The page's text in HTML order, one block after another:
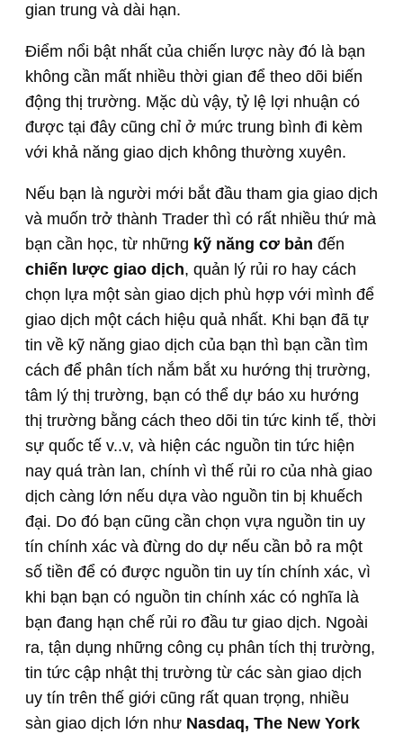
gian trung và dài hạn.
Điểm nổi bật nhất của chiến lược này đó là bạn
không cần mất nhiều thời gian để theo dõi biến
động thị trường. Mặc dù vậy, tỷ lệ lợi nhuận có
được tại đây cũng chỉ ở mức trung bình đi kèm
với khả năng giao dịch không thường xuyên.
Nếu bạn là người mới bắt đầu tham gia giao dịch
và muốn trở thành Trader thì có rất nhiều thứ mà
bạn cần học, từ những kỹ năng cơ bản đến
chiến lược giao dịch, quản lý rủi ro hay cách
chọn lựa một sàn giao dịch phù hợp với mình để
giao dịch một cách hiệu quả nhất. Khi bạn đã tự
tin về kỹ năng giao dịch của bạn thì bạn cần tìm
cách để phân tích nắm bắt xu hướng thị trường,
tâm lý thị trường, bạn có thể dự báo xu hướng
thị trường bằng cách theo dõi tin tức kinh tế, thời
sự quốc tế v..v, và hiện các nguồn tin tức hiện
nay quá tràn lan, chính vì thế rủi ro của nhà giao
dịch càng lớn nếu dựa vào nguồn tin bị khuếch
đại. Do đó bạn cũng cần chọn vựa nguồn tin uy
tín chính xác và đừng do dự nếu cần bỏ ra một
số tiền để có được nguồn tin uy tín chính xác, vì
khi bạn bạn có nguồn tin chính xác có nghĩa là
bạn đang hạn chế rủi ro đầu tư giao dịch. Ngoài
ra, tận dụng những công cụ phân tích thị trường,
tin tức cập nhật thị trường từ các sàn giao dịch
uy tín trên thế giới cũng rất quan trọng, nhiều
sàn giao dịch lớn như Nasdaq, The New York